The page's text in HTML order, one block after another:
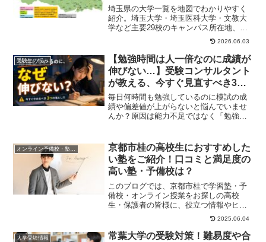
とめ
埼玉県の大学一覧を地図でわかりやすく
紹介。埼玉大学・埼玉医科大学・文教大
学など主要29校のキャンパス所在地、最
寄り駅、偏差値、特徴をまとめて確認で
きます。埼玉で大学選びをする受験生必
見。
2026.06.03
受験生の悩み
【勉強時間は人一倍なのに成績が
伸びない…】受験コンサルタント
が教える、今すぐ見直すべき3つ
の落とし穴
毎日何時間も勉強しているのに模試の成
績や偏差値が上がらないと悩んでいませ
んか？原因は能力不足ではなく「勉強の
な勉強法と、正しいフォームを解説。
オンライン予備校・塾の活用法
京都市桂の高校生におすすめした
い塾をご紹介！口コミと満足度の
高い塾・予備校は？
このブログでは、京都市桂で学習塾・予
備校・オンライン授業をお探しの高校
生・保護者の皆様に、役立つ情報やヒン
トになる情報をお伝えします。高校生の
2025.06.04
大学受験情報
常葉大学の受験対策！難易度や合